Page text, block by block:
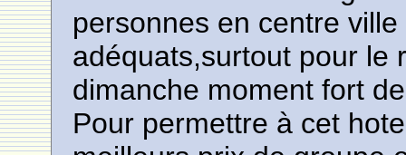
personnes en centre
adéquats,surtout pour le
dimanche moment fort
Pour permettre à cet